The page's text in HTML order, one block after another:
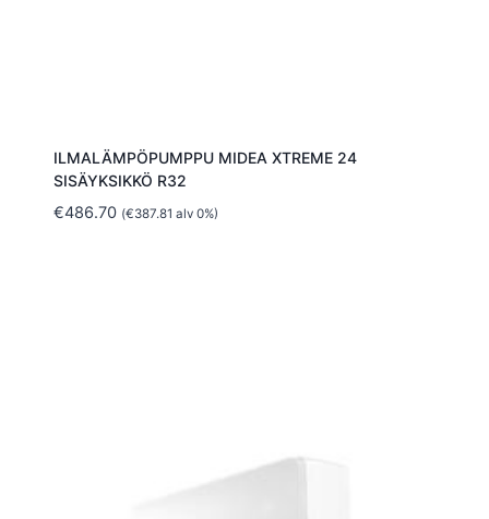
ILMALÄMPÖPUMPPU MIDEA XTREME 24
SISÄYKSIKKÖ R32
€486.70 (€387.81 alv 0%)